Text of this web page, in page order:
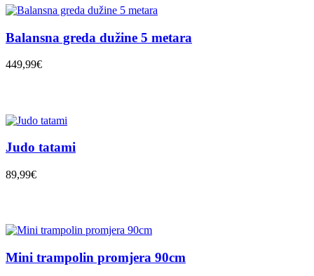
Balansna greda dužine 5 metara
449,99€
Judo tatami
89,99€
Mini trampolin promjera 90cm